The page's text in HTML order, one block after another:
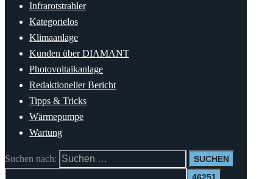
Infrarotstrahler
Kategorielos
Klimaanlage
Kunden über DIAMANT
Photovoltaikanlage
Redaktioneller Bericht
Tipps & Tricks
Wärmepumpe
Wartung
Suchen nach: